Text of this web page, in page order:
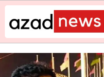
Skip
content